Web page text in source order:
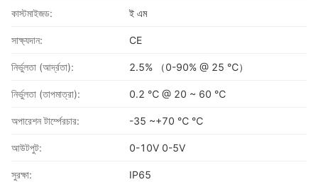
কাস্টমাইজড: ই এম
সাক্ষ্যদান: CE
নির্ভুলতা (আর্দ্রতা): 2.5% （0-90% @ 25 ℃）
নির্ভুলতা (তাপমাত্রা): 0.2 ℃ @ 20 ~ 60 ℃
অপারেশন টার্ম্পেরচার: -35 ~+70 ℃ ℃
আউটপুট: 0-10V 0-5V
সুরক্ষা: IP65